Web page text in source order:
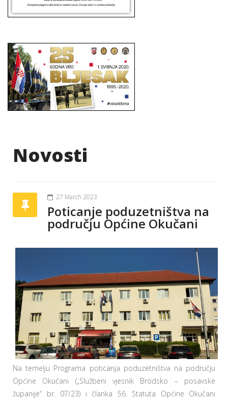
Novosti
27 March 2023
Poticanje poduzetništva na
području Općine Okučani
Na temelju Programa poticanja poduzetništva na području
Općine Okučani („Službeni vjesnik Brodsko – posavske
županije“ br. 07/23) i članka 56. Statuta Općine Okučani